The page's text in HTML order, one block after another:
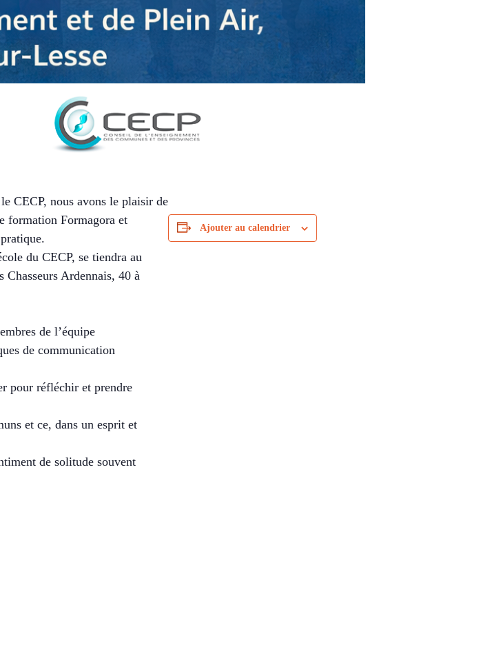
CECP, nous avons le plaisir de
formation Formagora et
du CECP, se tiendra au
Chasseurs Ardennais, 40 à
de l’équipe
de communication
pour réfléchir et prendre
et ce, dans un esprit et
de solitude souvent
Ajouter au calendrier